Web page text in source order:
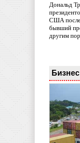
Дональд
США после
бывший
другим
Бизнес